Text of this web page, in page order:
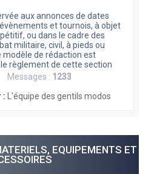
aux annonces de dates
et tournois, à objet
ou dans le cadre des
militaire, civil, à pieds ou
modèle de rédaction est
règlement de cette section
: 1233
:
L'équipe des gentils modos
EQUIPEMENTS ET